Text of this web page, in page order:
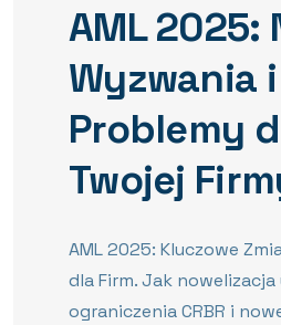
AML 2025:
Wyzwania
Problemy
Twojej
AML 2025: Kluczowe
dla Firm. Jak nowelizacja
ograniczenia CRBR i